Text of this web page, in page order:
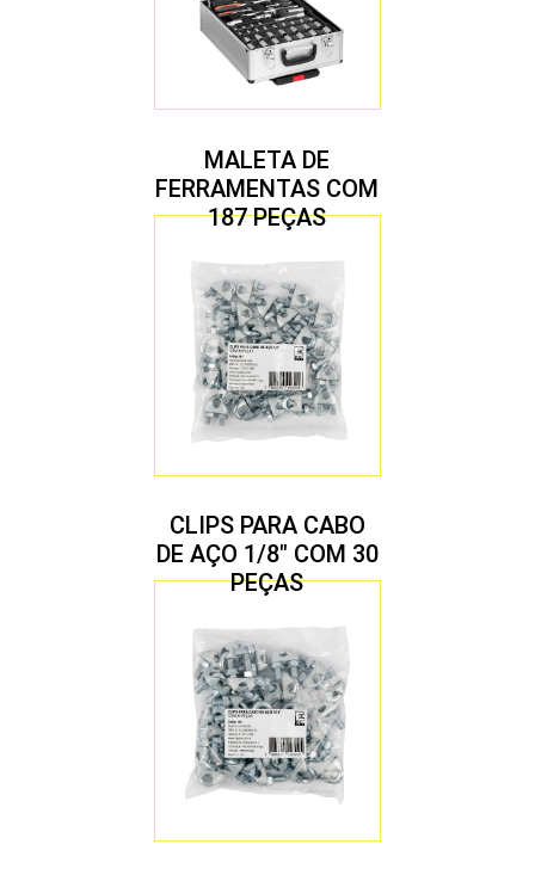
MALETA DE
FERRAMENTAS COM
187 PEÇAS
CLIPS PARA CABO
DE AÇO 1/8″ COM 30
PEÇAS